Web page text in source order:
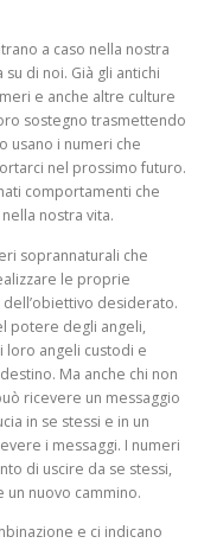
a caso nella nostra
di noi. Già gli antichi
e anche altre culture
sostegno trasmettendo
usano i numeri che
nel prossimo futuro.
comportamenti che
nostra vita.
soprannaturali che
le proprie
desiderato.
potere degli angeli,
loro angeli custodi e
Ma anche chi non
ricevere un messaggio
in se stessi e in un
i messaggi. I numeri
di uscire da se stessi,
nuovo cammino.
e ci indicano